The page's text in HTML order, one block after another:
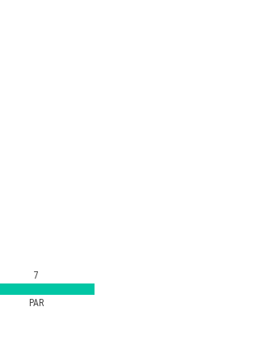
PAR
7